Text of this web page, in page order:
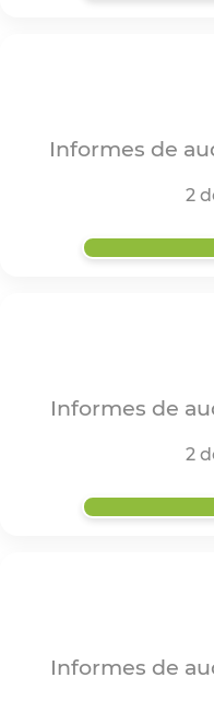
Informes de
2
Informes de
2
Informes de